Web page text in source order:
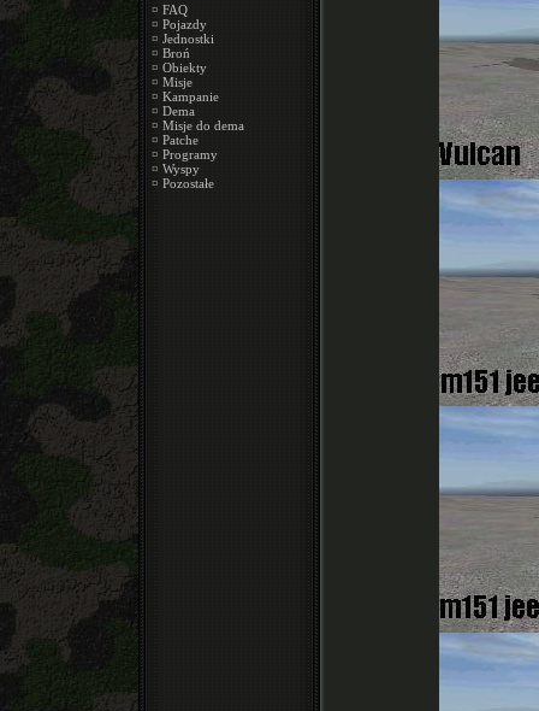
¤ FAQ
¤ Pojazdy
¤ Jednostki
¤ Broń
¤ Obiekty
¤ Misje
¤ Kampanie
¤ Dema
¤ Misje do dema
¤ Patche
¤ Programy
¤ Wyspy
¤ Pozostałe